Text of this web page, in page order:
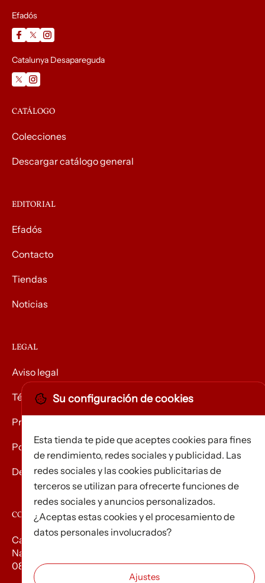
Efadós
Catalunya Desapareguda
CATÁLOGO
Colecciones
Descargar catálogo general
EDITORIAL
Efadós
Contacto
Tiendas
Noticias
LEGAL
Aviso legal
Términos y condiciones
Privacidad
Política de Cookies
Devolución de mercancías
CONTACTO
Carrer d’Edison, 3
Nau A. Polígon industrial Les Torrenteres
08754 El Papiol
Su configuración de cookies
Esta tienda te pide que aceptes cookies para fines
de rendimiento, redes sociales y publicidad. Las
redes sociales y las cookies publicitarias de
terceros se utilizan para ofrecerte funciones de
redes sociales y anuncios personalizados.
¿Aceptas estas cookies y el procesamiento de
datos personales involucrados?